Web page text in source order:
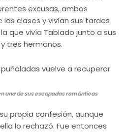
excusas, ambos
clases y vivían sus tardes
que vivía Tablado junto a sus
tres hermanos.
una de sus escapadas románticas
propia confesión, aunque
lo rechazó. Fue entonces